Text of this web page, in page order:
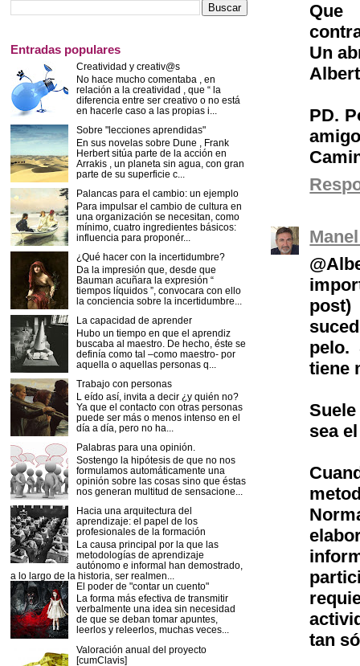
Que
Un
PD.
pelo.
tiene
sea
tan
Entradas populares
Creatividad y creativ@s
No hace mucho comentaba , en
relación a la creatividad , que “ la
diferencia entre ser creativo o no está
en hacerle caso a las propias i...
Sobre "lecciones aprendidas"
En sus novelas sobre Dune , Frank
Herbert sitúa parte de la acción en
Arrakis , un planeta sin agua, con gran
parte de su superficie c...
Palancas para el cambio: un ejemplo
Para impulsar el cambio de cultura en
una organización se necesitan, como
mínimo, cuatro ingredientes básicos:
influencia para proponér...
¿Qué hacer con la incertidumbre?
Da la impresión que, desde que
Bauman acuñara la expresión “
tiempos líquidos ”, convocara con ello
la conciencia sobre la incertidumbre...
La capacidad de aprender
Hubo un tiempo en que el aprendiz
buscaba al maestro. De hecho, éste se
definía como tal –como maestro- por
aquella o aquellas personas q...
Trabajo con personas
L eído así, invita a decir ¿y quién no?
Ya que el contacto con otras personas
puede ser más o menos intenso en el
día a día, pero no ha...
Palabras para una opinión.
Sostengo la hipótesis de que no nos
formulamos automáticamente una
opinión sobre las cosas sino que éstas
nos generan multitud de sensacione...
Hacia una arquitectura del
aprendizaje: el papel de los
profesionales de la formación
La causa principal por la que las
metodologías de aprendizaje
autónomo e informal han demostrado,
a lo largo de la historia, ser realmen...
El poder de "contar un cuento"
La forma más efectiva de transmitir
verbalmente una idea sin necesidad
de que se deban tomar apuntes,
leerlos y releerlos, muchas veces...
Valoración anual del proyecto
[cumClavis]